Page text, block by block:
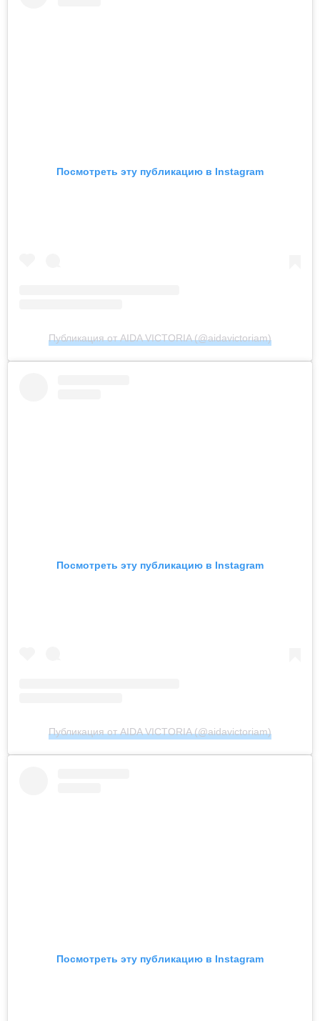
Посмотреть эту публикацию в Instagram
Публикация от AIDA VICTORIA (@aidavictoriam)
Посмотреть эту публикацию в Instagram
Публикация от AIDA VICTORIA (@aidavictoriam)
Посмотреть эту публикацию в Instagram